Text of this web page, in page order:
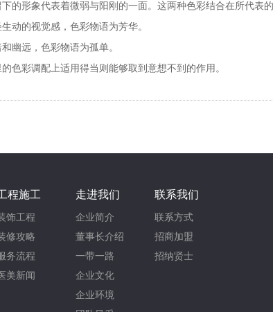
形象代表着微弱与阳刚的一面。这两种色彩结合在所代表的
的视觉感，色彩物语为芳华。
远，色彩物语为孤单。
彩调配上适用得当则能够取到意想不到的作用。
程施工
饰工程
修攻略
务流程
美新闻
走进我们
企业简介
董事长介绍
一带一路
企业文化
企业环境
联系我们
联系方式
招商加盟
招纳贤士